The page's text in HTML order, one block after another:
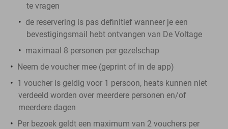
te vragen
de reservering is pas definitief wanneer je een
bevestigingsmail hebt ontvangen van De Voltage
maximaal 8 personen per gezelschap
Neem de voucher mee (geprint of in de app)
1 voucher is geldig voor 1 persoon, heats kunnen niet
verdeeld worden over meerdere personen en/of
meerdere dagen
Per bezoek geldt een maximum van 2 vouchers per